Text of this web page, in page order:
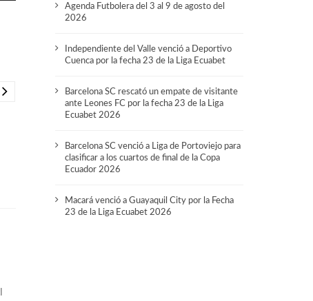
Agenda Futbolera del 3 al 9 de agosto del
2026
Independiente del Valle venció a Deportivo
Cuenca por la fecha 23 de la Liga Ecuabet
Barcelona SC rescató un empate de visitante
ante Leones FC por la fecha 23 de la Liga
Ecuabet 2026
Barcelona SC venció a Liga de Portoviejo para
clasificar a los cuartos de final de la Copa
Ecuador 2026
Macará venció a Guayaquil City por la Fecha
23 de la Liga Ecuabet 2026